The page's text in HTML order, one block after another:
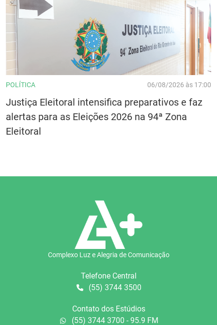
POLÍTICA 06/08/2026 às 17:00
Justiça Eleitoral intensifica preparativos e faz
alertas para as Eleições 2026 na 94ª Zona
Eleitoral
Complexo Luz e Alegria de Comunicação
Telefone Central
(55) 3744 3500
Contato dos Estúdios
(55) 3744 3700 - 95.9 FM